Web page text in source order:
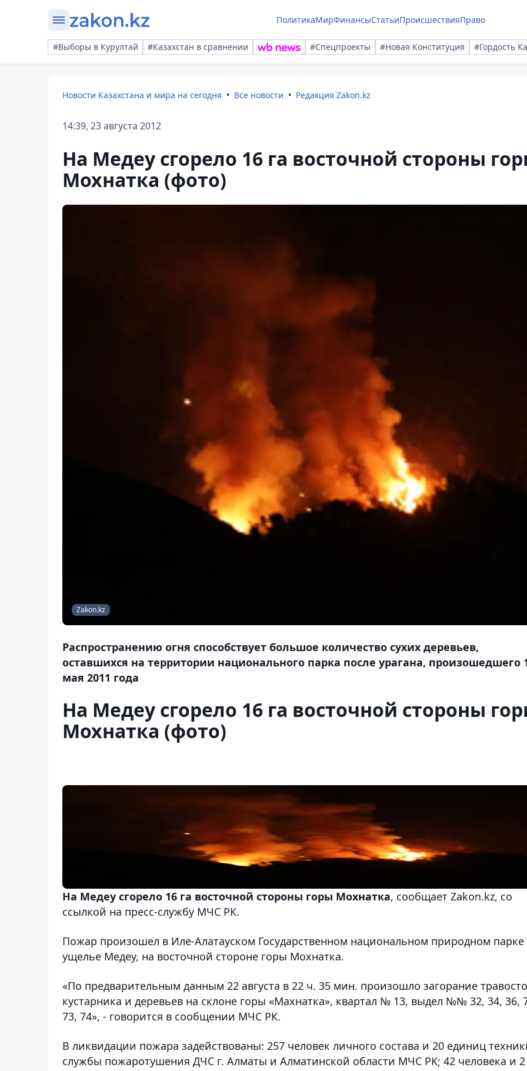
ПолитикаМирФинансыСтатьиПроисшествияПраво
#Выборы в Курултай #Казахстан в сравнении #Спецпроекты #Новая Конституция #Гордость
Новости Казахстана и мира на сегодня Все новости Редакция Zakon.kz
14:39, 23 августа 2012
На Медеу сгорело 16 га восточной стороны
Мохнатка (фото)
Zakon.kz
Распространению огня способствует большое количество сухих деревьев,
оставшихся на территории национального парка после урагана, произошедшего
мая 2011 года
На Медеу сгорело 16 га восточной стороны
Мохнатка (фото)
На Медеу сгорело 16 га восточной стороны горы Мохнатка, сообщает Zakon.kz, со
ссылкой на пресс-службу МЧС РК.
Пожар произошел в Иле-Алатауском Государственном национальном природном парке
ущелье Медеу, на восточной стороне горы Мохнатка.
«По предварительным данным 22 августа в 22 ч. 35 мин. произошло загорание
кустарника и деревьев на склоне горы «Махнатка», квартал № 13, выдел №№ 32, 34, 36,
73, 74», - говорится в сообщении МЧС РК.
В ликвидации пожара задействованы: 257 человек личного состава и 20 единиц
службы пожаротушения ДЧС г. Алматы и Алматинской области МЧС РК; 42 человека и 2